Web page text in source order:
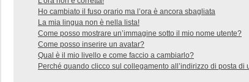
Ho cambiato il fuso orario ma l’ora è ancora sbagliata
La mia lingua non è nella lista!
Come posso mostrare un’immagine sotto il mio nome utente?
Come posso inserire un avatar?
Qual è il mio livello e come faccio a cambiarlo?
Perché quando clicco sul collegamento all’indirizzo di posta